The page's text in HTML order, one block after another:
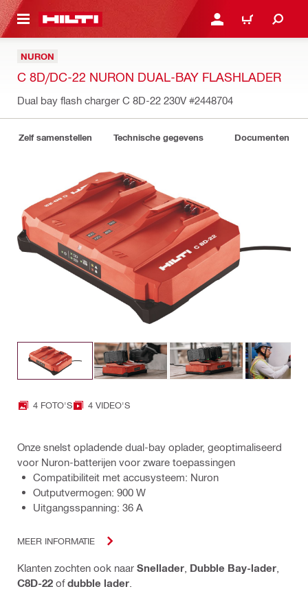
HOOFDINHOUD LOG IN OF REGISTREER
WINKELWAGEN
NURON
C 8D/DC-22 NURON DUAL-BAY FLASHLADER
Dual bay flash charger C 8D-22 230V #2448704
Zelf samenstellen Technische gegevens Documenten
4 FOTO'S 4 VIDEO'S
Onze snelst opladende dual-bay oplader, geoptimaliseerd
voor Nuron-batterijen voor zware toepassingen
Compatibiliteit met accusysteem: Nuron
Outputvermogen: 900 W
Uitgangsspanning: 36 A
MEER INFORMATIE
Klanten zochten ook naar Snellader Dubble Bay-lader
C8D-22 ofdubble lader